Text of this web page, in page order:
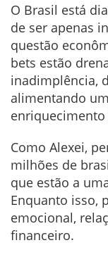
O Brasil está
de ser apenas
questão
bets estão
inadimplência,
alimentando
Como Alexei,
milhões de
que estão a
Enquanto isso,
emocional,
financeiro.